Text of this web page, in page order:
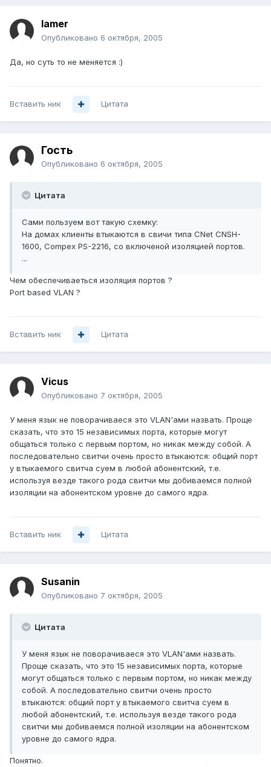
lamer
Опубликовано 6 октября, 2005
Да, но суть то не меняется :)
Вставить ник Цитата
Гость
Опубликовано 6 октября, 2005
Цитата
Сами пользуем вот такую схемку:
На домах клиенты втыкаются в свичи типа CNet CNSH-
1600, Compex PS-2216, со включеной изоляцией портов.
...
Чем обеспечиваеться изоляция портов ?
Port based VLAN ?
Вставить ник Цитата
Vicus
Опубликовано 7 октября, 2005
У меня язык не поворачиваеся это VLAN'ами назвать. Проще
сказать, что это 15 независимых порта, которые могут
общаться только с первым портом, но никак между собой. А
последовательно свитчи очень просто втыкаются: общий порт
у втыкаемого свитча суем в любой абонентский, т.е.
используя везде такого рода свитчи мы добиваемся полной
изоляции на абонентском уровне до самого ядра.
Вставить ник Цитата
Susanin
Опубликовано 7 октября, 2005
Цитата
У меня язык не поворачиваеся это VLAN'ами назвать.
Проще сказать, что это 15 независимых порта, которые
могут общаться только с первым портом, но никак между
собой. А последовательно свитчи очень просто
втыкаются: общий порт у втыкаемого свитча суем в
любой абонентский, т.е. используя везде такого рода
свитчи мы добиваемся полной изоляции на абонентском
уровне до самого ядра.
Понятно.